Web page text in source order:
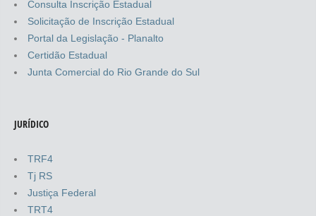
Consulta Inscrição Estadual
Solicitação de Inscrição Estadual
Portal da Legislação - Planalto
Certidão Estadual
Junta Comercial do Rio Grande do Sul
JURÍDICO
TRF4
Tj RS
Justiça Federal
TRT4